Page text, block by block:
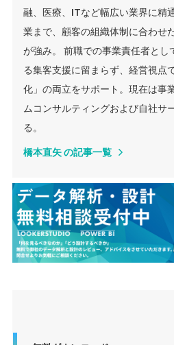
融、医療、ITなど幅広い業界に精
業まで、顧客の組織体制に合わせ
が強み。 前職での事業責任者とし
る集客支援に留まらず、経営視点
化」の両立をサポート。現在は事
ムコンサルティングおよび自社サ
る。
橋本直矢 の記事一覧